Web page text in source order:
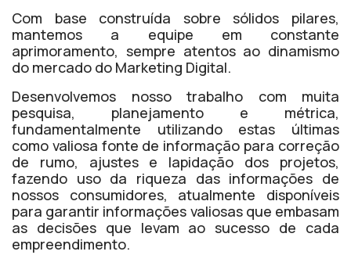
Com base construída sobre sólidos pilares,
mantemos a equipe em constante
aprimoramento, sempre atentos ao dinamismo
do mercado do Marketing Digital.
Desenvolvemos nosso trabalho com muita
pesquisa, planejamento e métrica,
fundamentalmente utilizando estas últimas
como valiosa fonte de informação para correção
de rumo, ajustes e lapidação dos projetos,
fazendo uso da riqueza das informações de
nossos consumidores, atualmente disponíveis
para garantir informações valiosas que embasam
as decisões que levam ao sucesso de cada
empreendimento.